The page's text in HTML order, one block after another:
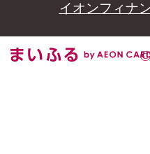
イオンフィナ